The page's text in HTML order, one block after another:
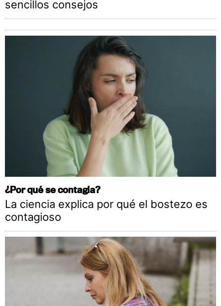
sencillos consejos
¿Por qué se contagia?
La ciencia explica por qué el bostezo es
contagioso